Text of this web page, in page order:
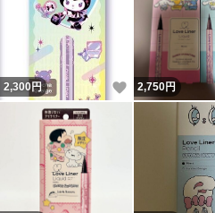
2,300円 いいね！
2,750円